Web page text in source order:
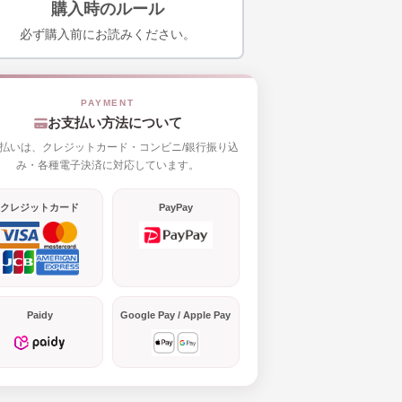
購入時のルール
必ず購入前にお読みください。
お支払い方法について
いは、クレジットカード・コンビニ/銀行振り込
み・各種電子決済に対応しています。
クレジットカード PayPay
Paidy Google Pay / Apple Pay